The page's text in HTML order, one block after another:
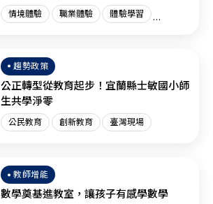
情境體驗 職業體驗 體驗學習
趨勢政策
公正轉型從教育起步！宜蘭縣士敏國小師
生共學淨零
公民教育 創新教育 臺灣現場
教師增能
數學奠基進教室，讓孩子有感學數學